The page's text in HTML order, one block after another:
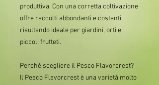
produttiva. Con una corretta coltivazione
offre raccolti abbondanti e costanti,
risultando ideale per giardini, orti e
piccoli frutteti.
Perché scegliere il Pesco Flavorcrest?
Il Pesco Flavorcrest è una varietà molto